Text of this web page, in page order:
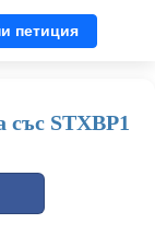
петиция
със STXBP1